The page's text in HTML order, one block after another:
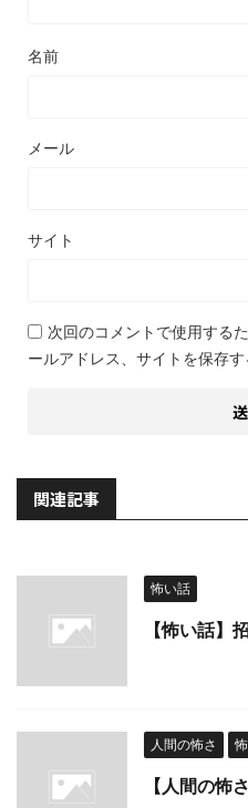
名前
メール
サイト
次回のコメントで使用する
ールアドレス、サイトを保存す
関連記事
怖い話
【怖い話】
人間の怖さ
【人間の怖